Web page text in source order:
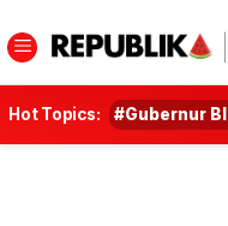
Hot Topics: #Gubernur